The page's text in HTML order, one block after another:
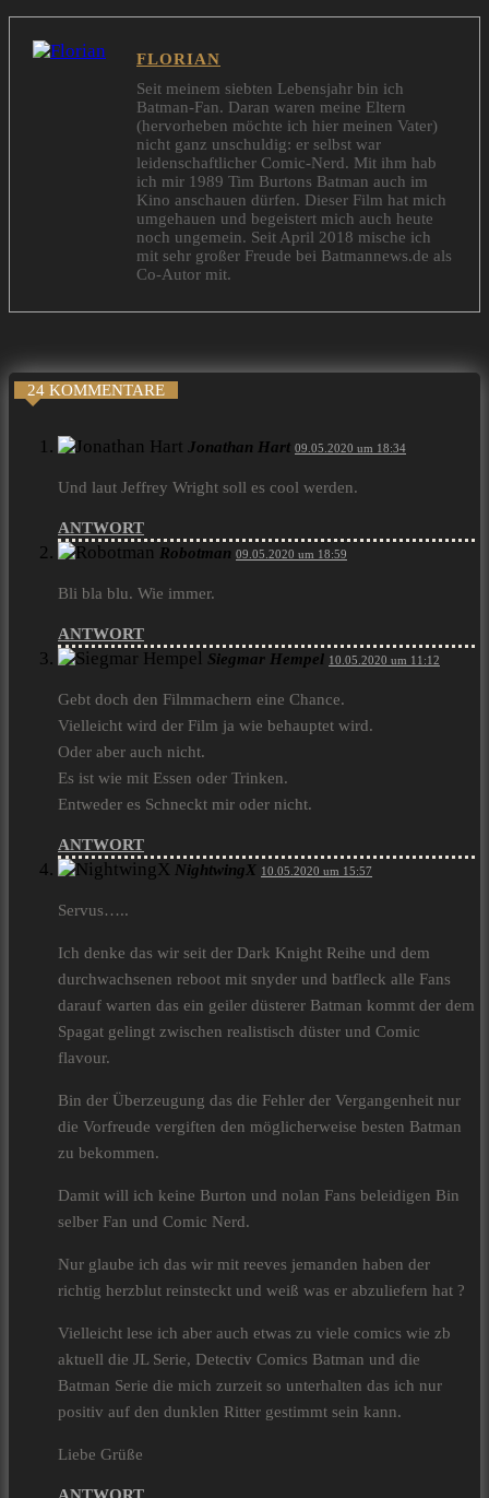
FLORIAN
Seit meinem siebten Lebensjahr bin ich
Batman-Fan. Daran waren meine Eltern
(hervorheben möchte ich hier meinen Vater)
nicht ganz unschuldig: er selbst war
leidenschaftlicher Comic-Nerd. Mit ihm hab
ich mir 1989 Tim Burtons Batman auch im
Kino anschauen dürfen. Dieser Film hat mich
umgehauen und begeistert mich auch heute
noch ungemein. Seit April 2018 mische ich
mit sehr großer Freude bei Batmannews.de als
Co-Autor mit.
24 KOMMENTARE
Jonathan Hart 09.05.2020 um 18:34
Und laut Jeffrey Wright soll es cool werden.
ANTWORT
Robotman 09.05.2020 um 18:59
Bli bla blu. Wie immer.
ANTWORT
Siegmar Hempel 10.05.2020 um 11:12
Gebt doch den Filmmachern eine Chance.
Vielleicht wird der Film ja wie behauptet wird.
Oder aber auch nicht.
Es ist wie mit Essen oder Trinken.
Entweder es Schneckt mir oder nicht.
ANTWORT
NightwingX 10.05.2020 um 15:57
Servus…..
Ich denke das wir seit der Dark Knight Reihe und dem
durchwachsenen reboot mit snyder und batfleck alle Fans
darauf warten das ein geiler düsterer Batman kommt der dem
Spagat gelingt zwischen realistisch düster und Comic
flavour.
Bin der Überzeugung das die Fehler der Vergangenheit nur
die Vorfreude vergiften den möglicherweise besten Batman
zu bekommen.
Damit will ich keine Burton und nolan Fans beleidigen Bin
selber Fan und Comic Nerd.
Nur glaube ich das wir mit reeves jemanden haben der
richtig herzblut reinsteckt und weiß was er abzuliefern hat ?
Vielleicht lese ich aber auch etwas zu viele comics wie zb
aktuell die JL Serie, Detectiv Comics Batman und die
Batman Serie die mich zurzeit so unterhalten das ich nur
positiv auf den dunklen Ritter gestimmt sein kann.
Liebe Grüße